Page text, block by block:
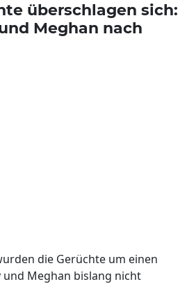
überschlagen sich:
Meghan nach
die Gerüchte um einen
Meghan bislang nicht